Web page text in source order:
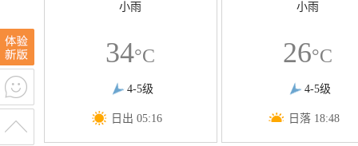
小雨
34°C
4-5级
日出 05:16
小雨
26°C
4-5级
日落 18:48